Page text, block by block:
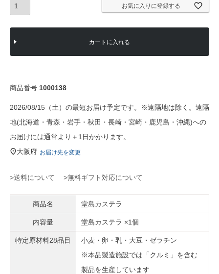
お気に入りに登録する
カートに入れる
商品番号 1000138
2026/08/15（土）の最短お届け予定です。※遠隔地は除く。遠隔
地(北海道・青森・岩手・秋田・長崎・宮崎・鹿児島・沖縄)への
お届けには通常より＋1日かかります。
大阪府 お届け先を変更
>送料について >無料ギフト対応について
商品名 堂島カステラ
内容量 堂島カステラ ×1個
特定原材料28品目
小麦・卵・乳・大豆・ゼラチン
※本品製造施設では「クルミ」を含む
製品を生産しています